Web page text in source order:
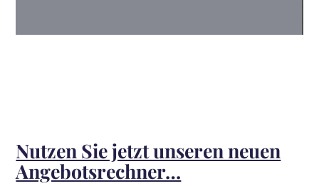
Nutzen Sie jetzt unseren neuen
Angebotsrechner…